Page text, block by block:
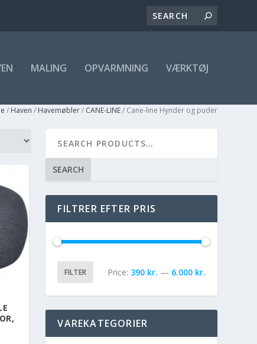
MALING OPVARMNING VÆRKTØJ
/ Haven / Havemøbler/ CANE-LINE/ Cane-line Hynder og puder
SEARCH
FILTRER EFTER PRIS
FILTER Price: 390 kr. — 6.000 kr.
VAREKATEGORIER